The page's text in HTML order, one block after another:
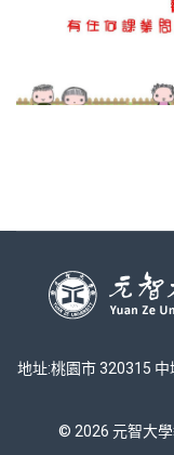
地址:桃園市 320315
© 2026 元智大